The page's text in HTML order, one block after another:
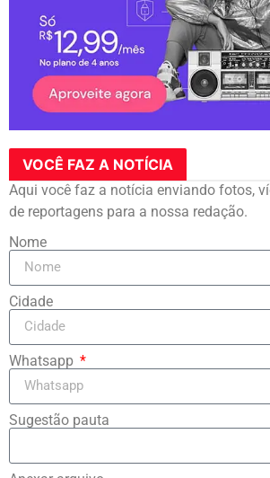
VOCÊ FAZ A NOTÍCIA
Aqui você faz a notícia enviando fotos,
de reportagens para a nossa redação.
Nome
Cidade
Whatsapp
Sugestão pauta